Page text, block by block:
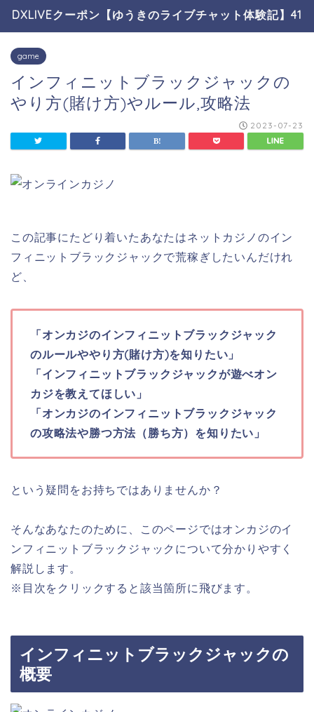
DXLIVEクーポン【ゆうきのライブチャット体験記】41
game
インフィニットブラックジャックの
やり方(賭け方)やルール,攻略法
2023-07-23
この記事にたどり着いたあなたはネットカジノのイン
フィニットブラックジャックで荒稼ぎしたいんだけれ
ど、
「オンカジのインフィニットブラックジャック
のルールややり方(賭け方)を知りたい」
「インフィニットブラックジャックが遊べオン
カジを教えてほしい」
「オンカジのインフィニットブラックジャック
の攻略法や勝つ方法（勝ち方）を知りたい」
という疑問をお持ちではありませんか？
そんなあなたのために、このページではオンカジのイ
ンフィニットブラックジャックについて分かりやすく
解説します。
※目次をクリックすると該当箇所に飛びます。
インフィニットブラックジャックの
概要